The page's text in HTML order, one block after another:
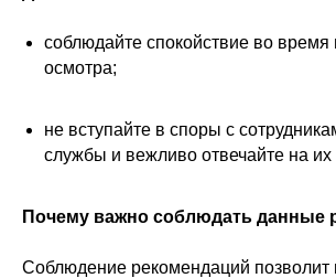
соблюдайте спокойствие во время
осмотра;
не вступайте в споры с
службы и вежливо отвечайте на
Почему важно соблюдать данные
Соблюдение рекомендаций позволит